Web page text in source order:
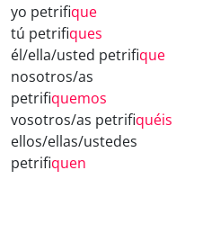
yo petrifique
tú petrifiques
él/ella/usted petrifique
nosotros/as
petrifiquemos
vosotros/as petrifiquéis
ellos/ellas/ustedes
petrifiquen